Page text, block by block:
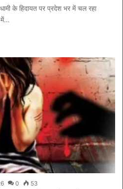
के हिदायत पर प्रदेश भर में चल रहा
में…
0 53